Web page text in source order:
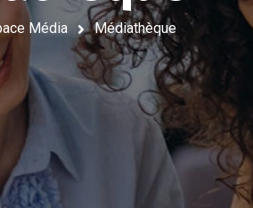
Média Médiathèque